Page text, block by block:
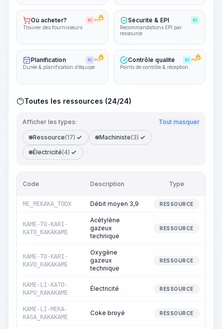
Où acheter? KI PRO
Trouver des fournisseurs
Sécurité & EPI KI
Recommandations EPI par
ressource
Planification KI PRO
Durée & planification d’équipe
Contrôle qualité KI PRO
Points de contrôle & réception
Toutes les ressources (24/24)
Afficher les types: Tout masquer
Ressource(17) Machiniste(3)
Électricité(4)
Code Description Type
ME_MEKAKA_TODX Débit moyen 3,9 RESSOURCE
KAME-TO-KARI-
KATO_KAKAKAME
Acétylène
gazeux
technique
RESSOURCE
KAME-TO-KARI-
KAVO_KAKAKAME
Oxygène
gazeux
technique
RESSOURCE
KAME-LI-KATO-
KAPU_KAKAKAME
Électricité RESSOURCE
KAME-LI-MEKA-
KASA_KAKAKAME
Coke broyé RESSOURCE